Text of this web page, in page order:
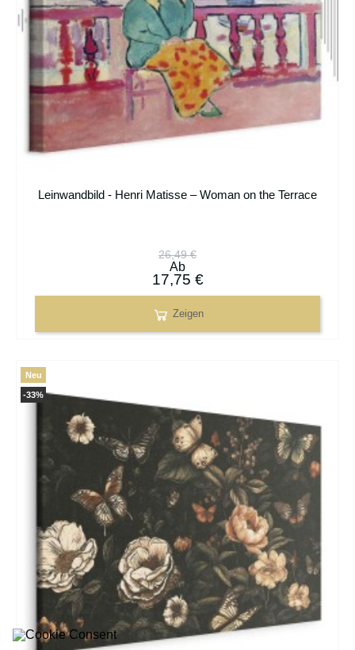
Leinwandbild - Henri Matisse – Woman on the Terrace
26,49 €
Ab
17,75 €
Zeigen
-33%
Neu